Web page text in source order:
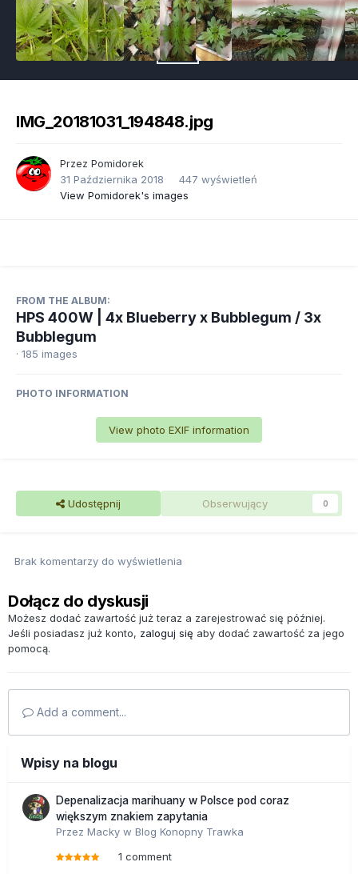
IMG_20181031_194848.jpg
Przez Pomidorek
31 Października 2018
447 wyświetleń
View Pomidorek's images
FROM THE ALBUM:
HPS 400W | 4x Blueberry x Bubblegum / 3x
Bubblegum
· 185 images
PHOTO INFORMATION
View photo EXIF information
Udostępnij Obserwujący 0
Brak komentarzy do wyświetlenia
Dołącz do dyskusji
Możesz dodać zawartość już teraz a zarejestrować się później.
Jeśli posiadasz już konto, zaloguj się aby dodać zawartość za jego
pomocą.
Add a comment...
Wpisy na blogu
Depenalizacja marihuany w Polsce pod coraz
większym znakiem zapytania
Przez Macky w Blog Konopny Trawka
1 comment